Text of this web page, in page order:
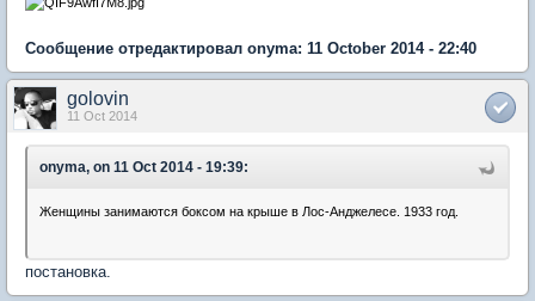
Сообщение отредактировал onyma: 11 October 2014 - 22:40
golovin
11 Oct 2014
onyma, on 11 Oct 2014 - 19:39:
Женщины занимаются боксом на крыше в Лос-Анджелесе. 1933 год.
постановка.